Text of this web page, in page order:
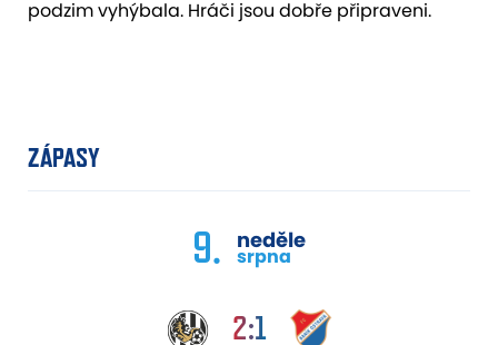
podzim vyhýbala. Hráči jsou dobře připraveni.
ZÁPASY
9. neděle
srpna
2:1